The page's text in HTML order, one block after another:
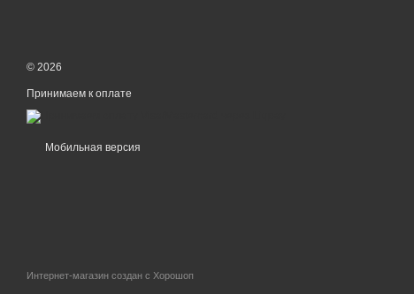
© 2026
Принимаем к оплате
Мобильная версия
Интернет-магазин создан с Хорошоп